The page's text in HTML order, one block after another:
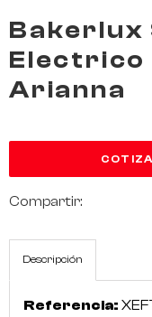
Bakerlux
Electrico
Arianna
Compartir:
Descripción
Referencia: